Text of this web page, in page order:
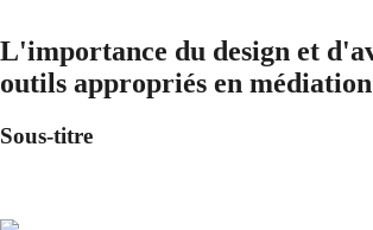
L'importance du design et
outils appropriés en médiation
Sous-titre